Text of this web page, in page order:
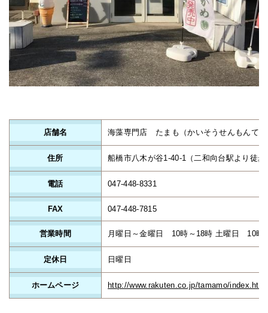
店舗名 海藻専門店 たまも（かいそうせんもんて
住所 船橋市八木が谷1-40-1（二和向台駅より徒歩
電話 047-448-8331
FAX 047-448-7815
営業時間 月曜日～金曜日 10時～18時 土曜日 10時
定休日 日曜日
ホームページ http://www.rakuten.co.jp/tamamo/index.html